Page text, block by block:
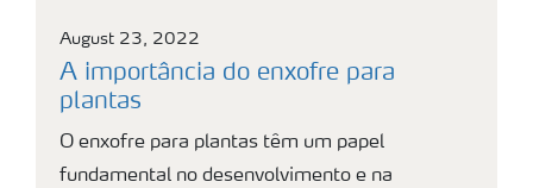
August 23, 2022
A importância do enxofre para
plantas
O enxofre para plantas têm um papel
fundamental no desenvolvimento e na